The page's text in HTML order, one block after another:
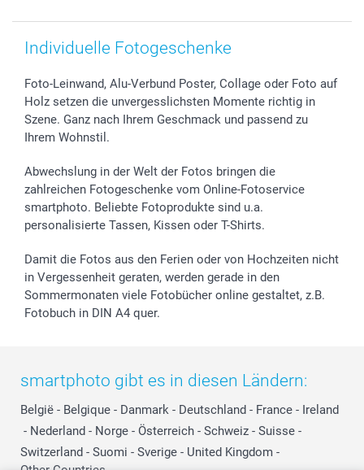
Individuelle Fotogeschenke
Foto-Leinwand, Alu-Verbund Poster, Collage oder Foto auf
Holz setzen die unvergesslichsten Momente richtig in
Szene. Ganz nach Ihrem Geschmack und passend zu
Ihrem Wohnstil.
Abwechslung in der Welt der Fotos bringen die
zahlreichen Fotogeschenke vom Online-Fotoservice
smartphoto. Beliebte Fotoprodukte sind u.a.
personalisierte Tassen, Kissen oder T-Shirts.
Damit die Fotos aus den Ferien oder von Hochzeiten nicht
in Vergessenheit geraten, werden gerade in den
Sommermonaten viele Fotobücher online gestaltet, z.B.
Fotobuch in DIN A4 quer.
smartphoto gibt es in diesen Ländern:
België - Belgique - Danmark - Deutschland - France - Ireland
- Nederland - Norge - Österreich - Schweiz - Suisse -
Switzerland - Suomi - Sverige - United Kingdom -